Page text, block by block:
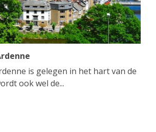
is gelegen in het hart van de
ook wel de...